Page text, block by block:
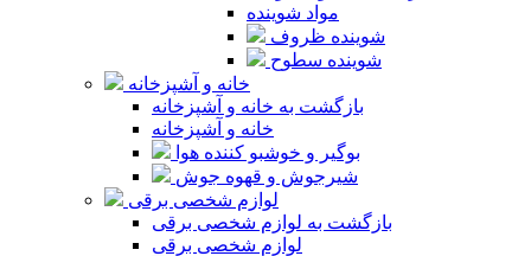
مواد شوینده
شوینده ظروف
شوینده سطوح
خانه و آشپزخانه
بازگشت به خانه و آشپزخانه
خانه و آشپزخانه
بوگیر و خوشبو کننده هوا
شیرجوش و قهوه جوش
لوازم شخصی برقی
بازگشت به لوازم شخصی برقی
لوازم شخصی برقی